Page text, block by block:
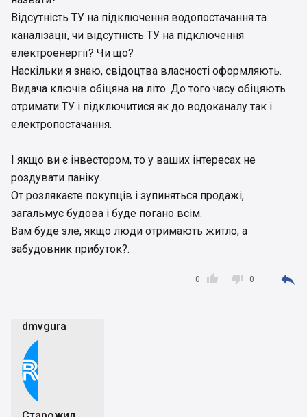
набудували, гроші забрали і до побачення. Я не
раджу вам купувати квартири у цьому будинку.
тим паче, є серйозні проблеми із документами.
Відсутність ТУ на підключення водопостачання та
каналізації, чи відсутність ТУ на підключення
електроенергії? Чи що?
Наскільки я знаю, свідоцтва власності оформляють.
Видача ключів обіцяна на літо. До того часу обіцяють
отримати ТУ і підключитися як до водоканалу так і
електропостачання.
І якщо ви є інвестором, то у ваших інтересах не
роздувати паніку.
От розлякаєте покупців і зупиняться продажі,
загальмує будова і буде погано всім.
Вам буде зле, якщо люди отримають житло, а
забудовник прибуток?.

0  0 
dmvgura